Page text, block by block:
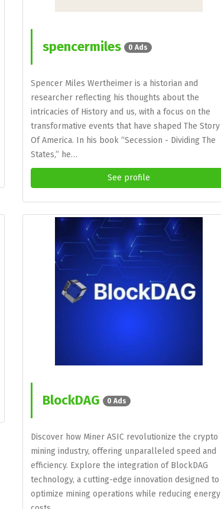
spencermiles 0 Ads
Spencer Miles Wertheimer is a historian and
researcher reflecting his thoughts about the
intricacies of History and us, with a focus on the
transformative events that have shaped The Story
Of America. In his book “Secession - Dividing The
States,” he…
See profile
BlockDAG 0 Ads
Discover how Miner ASIC revolutionize the crypto
mining industry, offering unparalleled speed and
efficiency. Explore the integration of BlockDAG
technology, a cutting-edge innovation designed to
optimize mining operations while reducing energy